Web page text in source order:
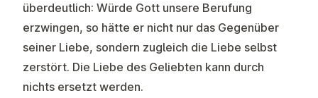
überdeutlich: Würde Gott unsere Berufung
erzwingen, so hätte er nicht nur das Gegenüber
seiner Liebe, sondern zugleich die Liebe selbst
zerstört. Die Liebe des Geliebten kann durch
nichts ersetzt werden.